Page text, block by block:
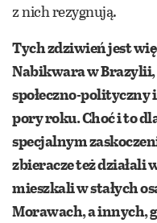
z nich rezygnują.
Tych zdziwień jest
Nabikwara w
społeczno-polityczny
pory roku. Choć i to
specjalnym
zbieracze też działali
mieszkali w stałych
Morawach, a innych,